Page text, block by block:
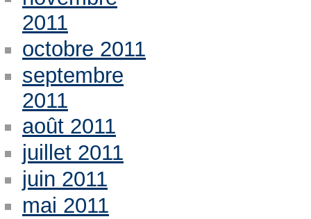
2011
octobre 2011
septembre
2011
août 2011
juillet 2011
juin 2011
mai 2011